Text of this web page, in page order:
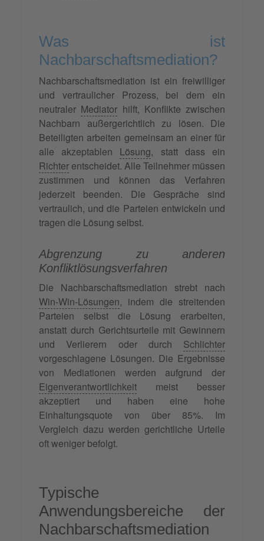
Was ist
Nachbarschaftsmediation?
Nachbarschaftsmediation ist ein freiwilliger
und vertraulicher Prozess, bei dem ein
neutraler Mediator hilft, Konflikte zwischen
Nachbarn außergerichtlich zu lösen. Die
Beteiligten arbeiten gemeinsam an einer für
alle akzeptablen Lösung, statt dass ein
Richter entscheidet. Alle Teilnehmer müssen
zustimmen und können das Verfahren
jederzeit beenden. Die Gespräche sind
vertraulich, und die Parteien entwickeln und
tragen die Lösung selbst.
Abgrenzung zu anderen
Konfliktlösungsverfahren
Die Nachbarschaftsmediation strebt nach
Win-Win-Lösungen, indem die streitenden
Parteien selbst die Lösung erarbeiten,
anstatt durch Gerichtsurteile mit Gewinnern
und Verlierern oder durch Schlichter
vorgeschlagene Lösungen. Die Ergebnisse
von Mediationen werden aufgrund der
Eigenverantwortlichkeit meist besser
akzeptiert und haben eine hohe
Einhaltungsquote von über 85%. Im
Vergleich dazu werden gerichtliche Urteile
oft weniger befolgt.
Typische
Anwendungsbereiche der
Nachbarschaftsmediation